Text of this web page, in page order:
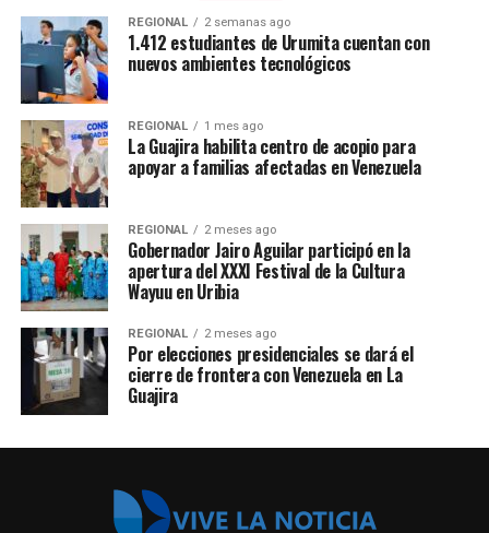
REGIONAL 2 semanas ago
1.412 estudiantes de Urumita cuentan con
nuevos ambientes tecnológicos
REGIONAL 1 mes ago
La Guajira habilita centro de acopio para
apoyar a familias afectadas en Venezuela
REGIONAL 2 meses ago
Gobernador Jairo Aguilar participó en la
apertura del XXXI Festival de la Cultura
Wayuu en Uribia
REGIONAL 2 meses ago
Por elecciones presidenciales se dará el
cierre de frontera con Venezuela en La
Guajira